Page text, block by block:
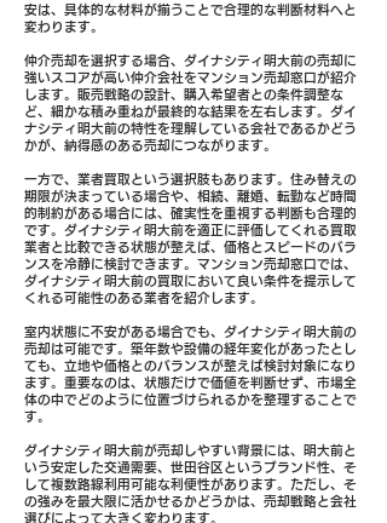
安は、具体的な材料が揃うことで合理的な判断材料へと
変わります。
仲介売却を選択する場合、ダイナシティ明大前の売却に
強いスコアが高い仲介会社をマンション売却窓口が紹介
します。販売戦略の設計、購入希望者との条件調整な
ど、細かな積み重ねが最終的な結果を左右します。ダイ
ナシティ明大前の特性を理解している会社であるかどう
かが、納得感のある売却につながります。
一方で、業者買取という選択肢もあります。住み替えの
期限が決まっている場合や、相続、離婚、転勤など時間
的制約がある場合には、確実性を重視する判断も合理的
です。ダイナシティ明大前を適正に評価してくれる買取
業者と比較できる状態が整えば、価格とスピードのバラ
ンスを冷静に検討できます。マンション売却窓口では、
ダイナシティ明大前の買取において良い条件を提示して
くれる可能性のある業者を紹介します。
室内状態に不安がある場合でも、ダイナシティ明大前の
売却は可能です。築年数や設備の経年変化があったとし
ても、立地や価格とのバランスが整えば検討対象になり
ます。重要なのは、状態だけで価値を判断せず、市場全
体の中でどのように位置づけられるかを整理することで
す。
ダイナシティ明大前が売却しやすい背景には、明大前と
いう安定した交通需要、世田谷区というブランド性、そ
して複数路線利用可能な利便性があります。ただし、そ
の強みを最大限に活かせるかどうかは、売却戦略と会社
選びによって大きく変わります。